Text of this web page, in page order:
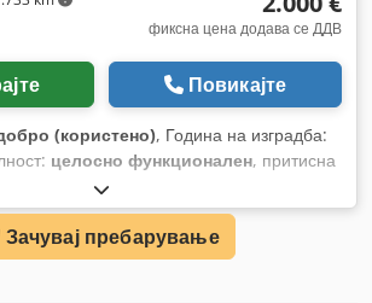
фиксна цена додава се ДДВ
Повикајте
(користено), Година на изградба:
целосно функционален, притисна
Зачувај пребарување